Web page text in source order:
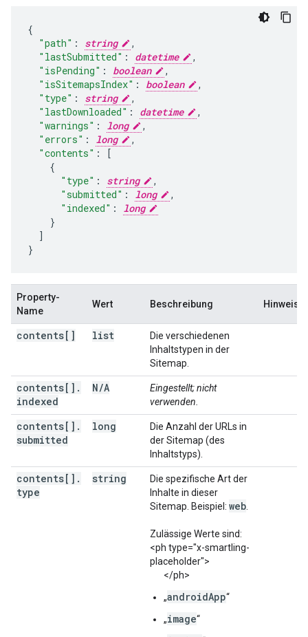
"path" : string
,
"lastSubmitted" : datetime
,
"isPending" : boolean
,
"isSitemapsIndex" : boolean
,
"type" : string
,
"lastDownloaded" : datetime
,
"warnings" : long
,
"errors" : long
,
"contents" :
[
"type" : string
,
"submitted" : long
,
"indexed" :
long
]
}
Property-
Name
Wert Beschreibung Hinweise
contents[] list
Die verschiedenen
Inhaltstypen in der
Sitemap.
contents[] .
indexed
N/A
Eingestellt; nicht
verwenden.
contents[] .
submitted
long
Die Anzahl der URLs in
der Sitemap (des
Inhaltstyps).
contents[] .
type
string
Die spezifische Art der
Inhalte in dieser
Sitemap. Beispiel: web
Zulässige Werte sind:
<ph type="x-smartling-
placeholder">
</ph>
„androidApp“
„image“